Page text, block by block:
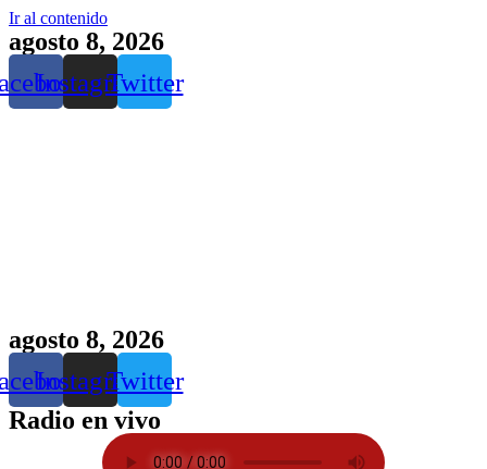
Ir al contenido
agosto 8, 2026
InstagramTwitter
agosto 8, 2026
InstagramTwitter
Radio en vivo